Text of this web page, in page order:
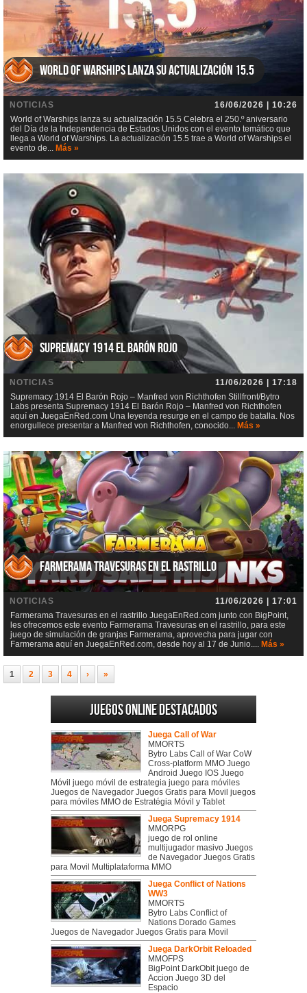
World of Warships lanza su actualización 15.5
NOTICIAS
16/06/2026 | 10:26
World of Warships lanza su actualización 15.5 Celebra el 250.º aniversario
del Día de la Independencia de Estados Unidos con el evento temático que
llega a World of Warships. La actualización 15.5 trae a World of Warships el
evento de... Más »
Supremacy 1914 El Barón Rojo
NOTICIAS
11/06/2026 | 17:18
Supremacy 1914 El Barón Rojo – Manfred von Richthofen Stillfront/Bytro
Labs presenta Supremacy 1914 El Barón Rojo – Manfred von Richthofen
aquí en JuegaEnRed.com Una leyenda resurge en el campo de batalla. Nos
enorgullece presentar a Manfred von Richthofen, conocido... Más »
Farmerama Travesuras en el rastrillo
NOTICIAS
11/06/2026 | 17:01
Farmerama Travesuras en el rastrillo JuegaEnRed.com junto con BigPoint,
les ofrecemos este evento Farmerama Travesuras en el rastrillo, para este
juego de simulación de granjas Farmerama, aprovecha para jugar con
Farmerama aquí en JuegaEnRed.com, desde hoy al 17 de Junio.... Más »
1 2 3 4 › »
Juegos online destacados
Juega Call of War
MMORTS
Bytro Labs Call of War CoW
Cross-platform MMO Juego
Android Juego IOS Juego
Móvil juego móvil de estrategia juego para móviles
Juegos de Navegador Juegos Gratis para Movil juegos
para móviles MMO de Estratégia Móvil y Tablet
Juega Supremacy 1914
MMORPG
juego de rol online
multijugador masivo Juegos
de Navegador Juegos Gratis
para Movil Multiplataforma MMO
Juega Conflict of Nations
WW3
MMORTS
Bytro Labs Conflict of
Nations Dorado Games
Juegos de Navegador Juegos Gratis para Movil
Juega DarkOrbit Reloaded
MMOFPS
BigPoint DarkObit juego de
Accion Juego 3D del
Espacio